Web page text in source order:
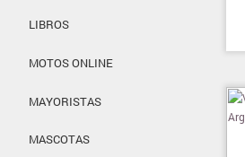
LIBROS
MOTOS ONLINE
MAYORISTAS
MASCOTAS